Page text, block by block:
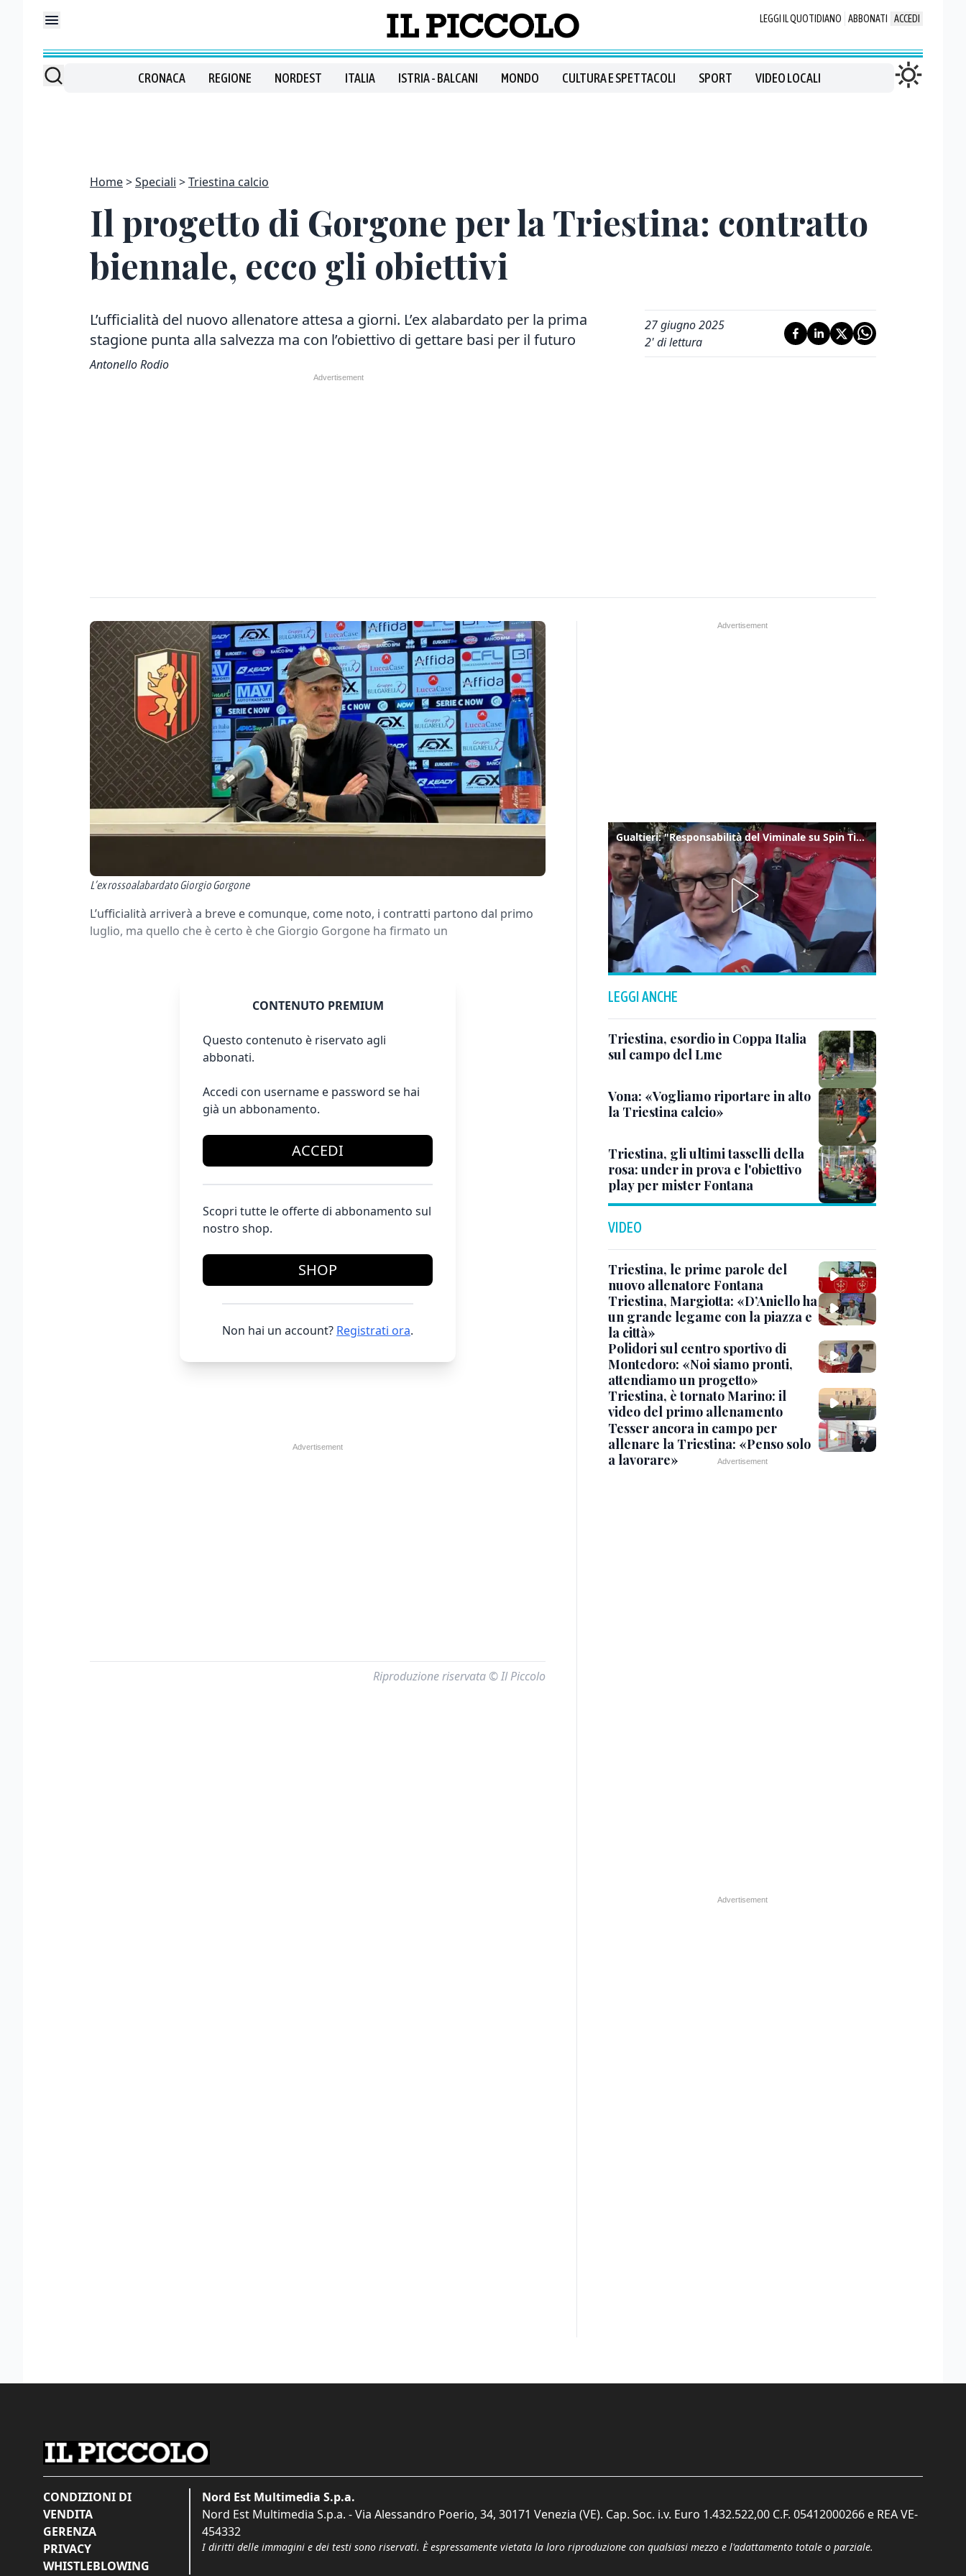
LEGGI IL QUOTIDIANO ABBONATI ACCEDI
CRONACA REGIONE NORDEST ITALIA ISTRIA - BALCANI MONDO CULTURA E SPETTACOLI SPORT VIDEO LOCALI
Home Speciali Triestina calcio
Il progetto di Gorgone per la Triestina: contratto
biennale, ecco gli obiettivi
L’ufficialità del nuovo allenatore attesa a giorni. L’ex alabardato per la prima
stagione punta alla salvezza ma con l’obiettivo di gettare basi per il futuro
Antonello Rodio
27 giugno 2025
2' di lettura
L’ex rossoalabardato Giorgio Gorgone
L’ufficialità arriverà a breve e comunque, come noto, i contratti partono dal primo
luglio, ma quello che è certo è che Giorgio Gorgone ha firmato un
CONTENUTO PREMIUM
Questo contenuto è riservato agli
abbonati.
Accedi con username e password se hai
già un abbonamento.
ACCEDI
Scopri tutte le offerte di abbonamento sul
nostro shop.
SHOP
Non hai un account? Registrati ora.
Riproduzione riservata © Il Piccolo
Gualtieri: "Responsabilità del Viminale su Spin Time? La posizione dei partiti è nota"
LEGGI ANCHE
Triestina, esordio in Coppa Italia
sul campo del Lme
Vona: «Vogliamo riportare in alto
la Triestina calcio»
Triestina, gli ultimi tasselli della
rosa: under in prova e l'obiettivo
play per mister Fontana
VIDEO
Triestina, le prime parole del
nuovo allenatore Fontana
Triestina, Margiotta: «D’Aniello ha
un grande legame con la piazza e
la città»
Polidori sul centro sportivo di
Montedoro: «Noi siamo pronti,
attendiamo un progetto»
Triestina, è tornato Marino: il
video del primo allenamento
Tesser ancora in campo per
allenare la Triestina: «Penso solo
a lavorare»
CONDIZIONI DI
VENDITA
GERENZA
PRIVACY
WHISTLEBLOWING
Nord Est Multimedia S.p.a.
Nord Est Multimedia S.p.a. - Via Alessandro Poerio, 34, 30171 Venezia (VE). Cap. Soc. i.v. Euro 1.432.522,00 C.F. 05412000266 e REA VE-
454332
I diritti delle immagini e dei testi sono riservati. È espressamente vietata la loro riproduzione con qualsiasi mezzo e l'adattamento totale o parziale.